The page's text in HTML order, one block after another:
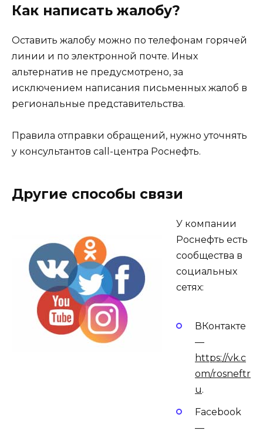
Как написать жалобу?
Оставить жалобу можно по телефонам горячей
линии и по электронной почте. Иных
альтернатив не предусмотрено, за
исключением написания письменных жалоб в
региональные представительства.
Правила отправки обращений, нужно уточнять
у консультантов call-центра Роснефть.
Другие способы связи
У компании
Роснефть есть
сообщества в
социальных
сетях:
ВКонтакте
—
https://vk.c
om/rosneftr
u.
Facebook
—